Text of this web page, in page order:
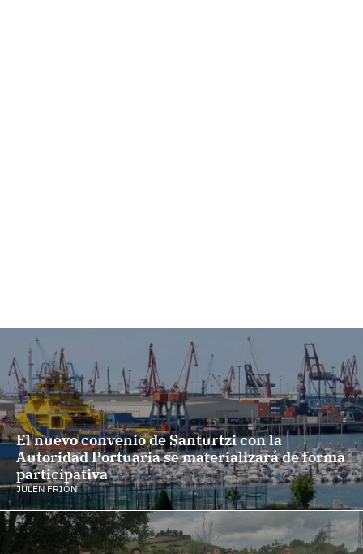
El nuevo convenio de Santurtzi con la
Autoridad Portuaria se materializará de forma
participativa
JULEN FRIÓN